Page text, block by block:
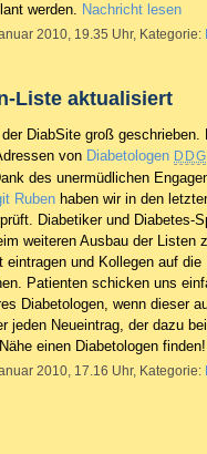
werden. Nachricht lesen
2010, 19.35 Uhr, Kategorie:
Liste aktualisiert
DiabSite groß
von Diabetologen DDG
des unermüdlichen
Ruben haben wir in den
Diabetiker und Diabetes-
weiteren Ausbau der Listen
eintragen und Kollegen auf
Patienten schicken uns
Diabetologen, wenn dieser
jeden Neueintrag, der dazu
einen Diabetologen finden!
2010, 17.16 Uhr, Kategorie: